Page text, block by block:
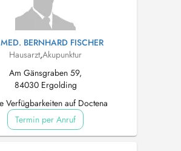
BERNHARD FISCHER
Hausarzt,Akupunktur
Am Gänsgraben 59,
84030 Ergolding
Verfügbarkeiten auf Doctena
Termin per Anruf